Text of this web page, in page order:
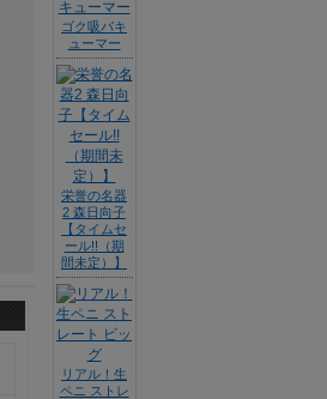
ゴク吸バキ
ューマー
栄誉の名器
2 森日向子
【タイムセ
ール!!（期
間未定）】
リアル！生
ペニ ストレ